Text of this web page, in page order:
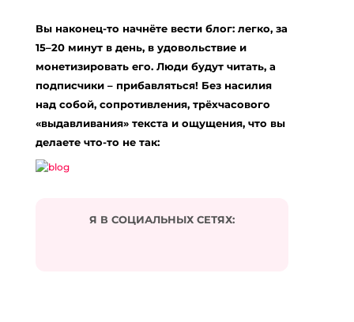
Вы наконец-то начнёте вести блог: легко, за
15–20 минут в день, в удовольствие и
монетизировать его. Люди будут читать, а
подписчики – прибавляться! Без насилия
над собой, сопротивления, трёхчасового
«выдавливания» текста и ощущения, что вы
делаете что-то не так:
Я В СОЦИАЛЬНЫХ СЕТЯХ: